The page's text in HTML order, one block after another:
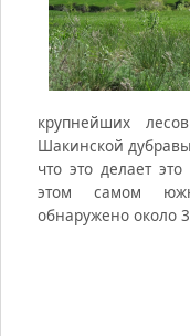
крупнейших
Шакинской
что это делает
этом самом
обнаружено около